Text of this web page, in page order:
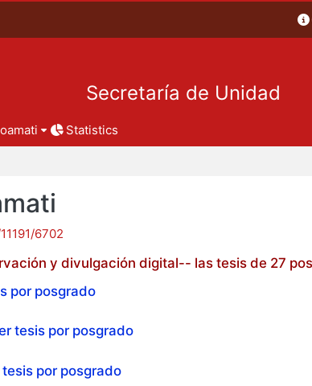
Secretaría de Unidad
Statistics
6702
y divulgación digital-- las tesis de 27
por posgrado
tesis por posgrado
por posgrado